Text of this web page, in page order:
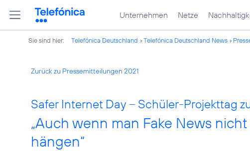
Unternehmen Netze
Sie sind hier: Telefónica Deutschland Telefónica Deutschland News
Zurück zu Pressemitteilungen 2021
Safer Internet Day – Schüler-Projekttag
„Auch wenn man Fake News
hängen“